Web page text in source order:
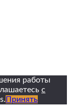
работы
с
Принять